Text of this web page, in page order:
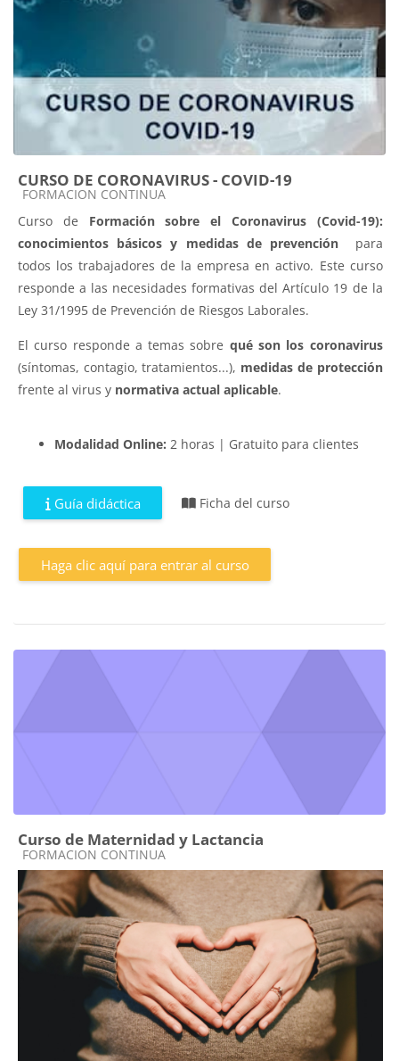
CURSO DE CORONAVIRUS - COVID-19
Categoría de cursos
FORMACION CONTINUA
Curso de Formación sobre el Coronavirus (Covid-19):
conocimientos básicos y medidas de prevención para
todos los trabajadores de la empresa en activo. Este curso
responde a las necesidades formativas del Artículo 19 de la
Ley 31/1995 de Prevención de Riesgos Laborales.
El curso responde a temas sobre qué son los coronavirus
(síntomas, contagio, tratamientos...), medidas de protección
frente al virus y normativa actual aplicable.
Modalidad Online: 2 horas | Gratuito para clientes
Guía didáctica Ficha del curso
Haga clic aquí para entrar al curso
Curso de Maternidad y Lactancia
Categoría de cursos
FORMACION CONTINUA